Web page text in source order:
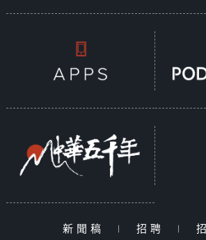
新聞稿 | 招聘 |